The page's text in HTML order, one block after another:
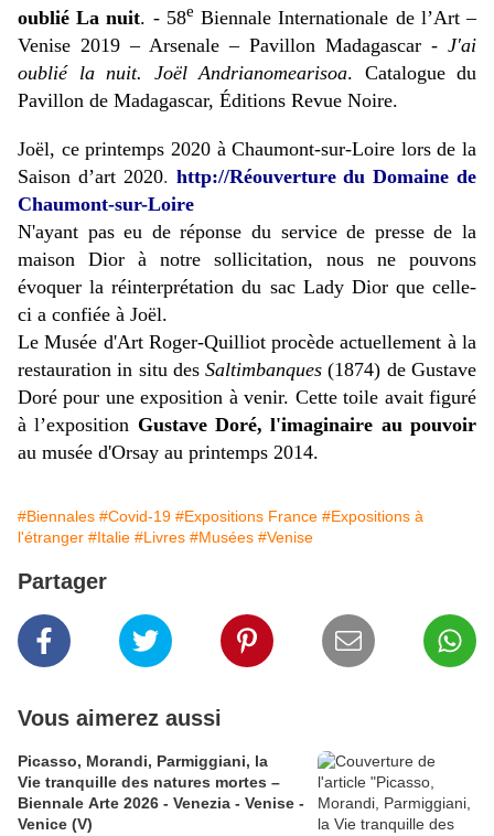
oublié La nuit. - 58e Biennale Internationale de l’Art –
Venise 2019 – Arsenale – Pavillon Madagascar - J'ai
oublié la nuit. Joël Andrianomearisoa. Catalogue du
Pavillon de Madagascar, Éditions Revue Noire.
Joël, ce printemps 2020 à Chaumont-sur-Loire lors de la
Saison d’art 2020. http://Réouverture du Domaine de
Chaumont-sur-Loire
N'ayant pas eu de réponse du service de presse de la
maison Dior à notre sollicitation, nous ne pouvons
évoquer la réinterprétation du sac Lady Dior que celle-
ci a confiée à Joël.
Le Musée d'Art Roger-Quilliot procède actuellement à la
restauration in situ desSaltimbanques (1874) de Gustave
Doré pour une exposition à venir. Cette toile avait figuré
à l’exposition Gustave Doré, l'imaginaire au pouvoir
au musée d'Orsay au printemps 2014.
#Biennales #Covid-19 #Expositions France #Expositions à
l'étranger #Italie #Livres #Musées #Venise
Partager
Vous aimerez aussi
Picasso, Morandi, Parmiggiani, la
Vie tranquille des natures mortes –
Biennale Arte 2026 - Venezia - Venise -
Venice (V)